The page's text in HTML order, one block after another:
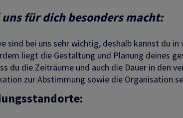
für dich besonders macht:
bei uns sehr wichtig, deshalb kannst du
liegt die Gestaltung und Planung deines
du die Zeiträume und auch die Dauer in den
zur Abstimmung sowie die Organisation